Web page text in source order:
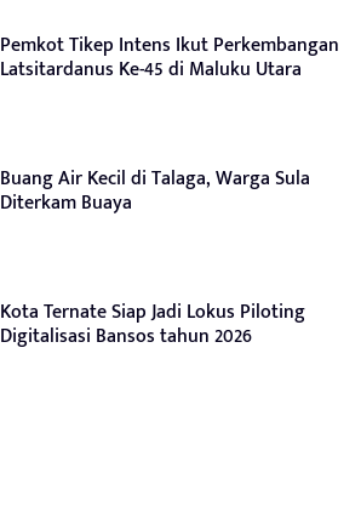
Pemkot Tikep Intens Ikut Perkembangan
Latsitardanus Ke-45 di Maluku Utara
Buang Air Kecil di Talaga, Warga Sula
Diterkam Buaya
Kota Ternate Siap Jadi Lokus Piloting
Digitalisasi Bansos tahun 2026